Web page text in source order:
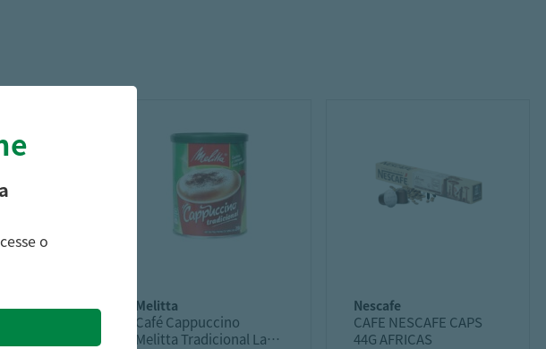
melitta
Café Cappuccino
Melitta Tradicional Lata
nescafe
CAFE NESCAFE CAPS
44G AFRICAS
o